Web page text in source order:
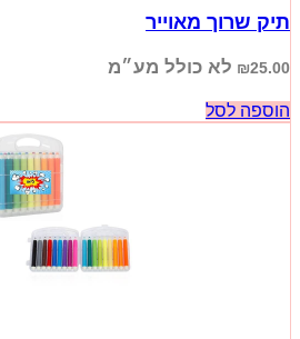
תיק שרוך מאוייר
₪25.00 לא כולל מע״מ
הוספה לסל